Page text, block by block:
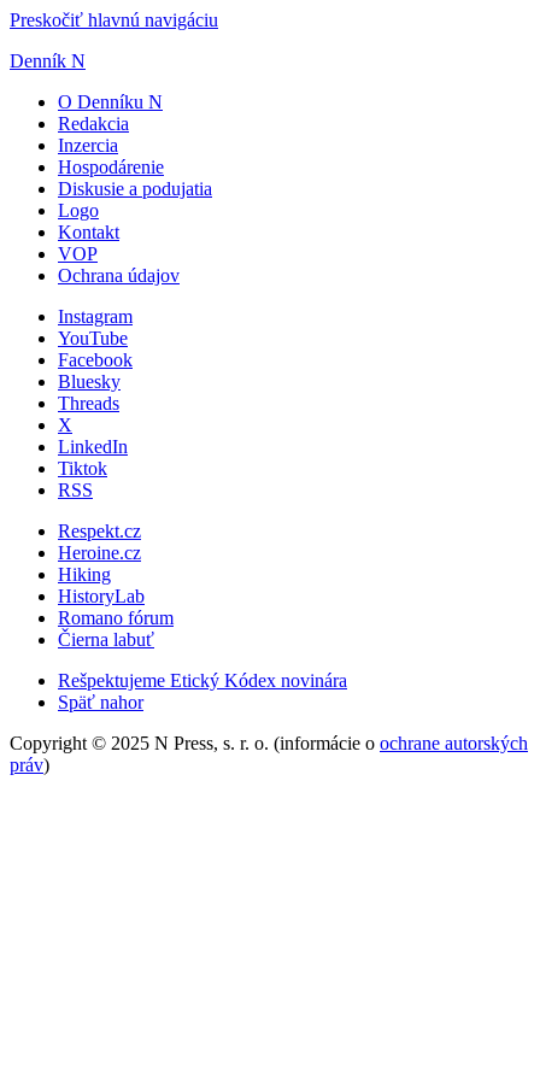
Preskočiť hlavnú navigáciu
Denník N
O Denníku N
Redakcia
Inzercia
Hospodárenie
Diskusie a podujatia
Logo
Kontakt
VOP
Ochrana údajov
Instagram
YouTube
Facebook
Bluesky
Threads
X
LinkedIn
Tiktok
RSS
Respekt.cz
Heroine.cz
Hiking
HistoryLab
Romano fórum
Čierna labuť
Rešpektujeme Etický Kódex novinára
Späť nahor
Copyright © 2025 N Press, s. r. o. (informácie o ochrane autorských
práv)